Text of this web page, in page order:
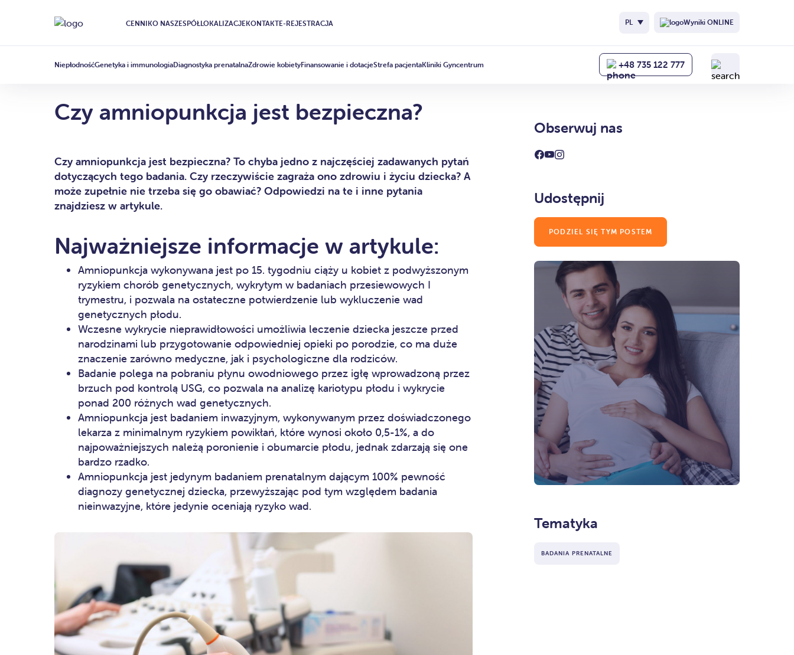
CENNIKO NASZESPÓŁLOKALIZACJEKONTAKTE-REJESTRACJA PL Wyniki ONLINE
NiepłodnośćGenetyka i immunologiaDiagnostyka prenatalnaZdrowie kobietyFinansowanie i dotacjeStrefa pacjentaKliniki Gyncentrum +48 735 122 777
Czy amniopunkcja jest bezpieczna?
Czy amniopunkcja jest bezpieczna? To chyba jedno z najczęściej zadawanych pytań
dotyczących tego badania. Czy rzeczywiście zagraża ono zdrowiu i życiu dziecka? A
może zupełnie nie trzeba się go obawiać? Odpowiedzi na te i inne pytania
znajdziesz w artykule.
Najważniejsze informacje w artykule:
Amniopunkcja wykonywana jest po 15. tygodniu ciąży u kobiet z podwyższonym
ryzykiem chorób genetycznych, wykrytym w badaniach przesiewowych I
trymestru, i pozwala na ostateczne potwierdzenie lub wykluczenie wad
genetycznych płodu.
Wczesne wykrycie nieprawidłowości umożliwia leczenie dziecka jeszcze przed
narodzinami lub przygotowanie odpowiedniej opieki po porodzie, co ma duże
znaczenie zarówno medyczne, jak i psychologiczne dla rodziców.
Badanie polega na pobraniu płynu owodniowego przez igłę wprowadzoną przez
brzuch pod kontrolą USG, co pozwala na analizę kariotypu płodu i wykrycie
ponad 200 różnych wad genetycznych.
Amniopunkcja jest badaniem inwazyjnym, wykonywanym przez doświadczonego
lekarza z minimalnym ryzykiem powikłań, które wynosi około 0,5-1%, a do
najpoważniejszych należą poronienie i obumarcie płodu, jednak zdarzają się one
bardzo rzadko.
Amniopunkcja jest jedynym badaniem prenatalnym dającym 100% pewność
diagnozy genetycznej dziecka, przewyższając pod tym względem badania
nieinwazyjne, które jedynie oceniają ryzyko wad.
Obserwuj nas
Udostępnij
PODZIEL SIĘ TYM POSTEM
Tematyka
BADANIA PRENATALNE